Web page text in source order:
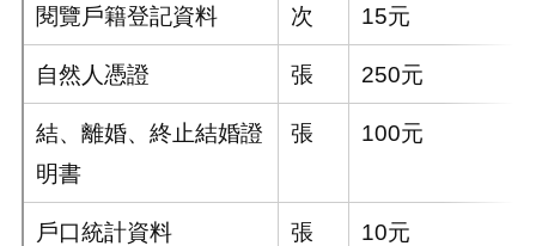
閱覽戶籍登記資料 次 15元
自然人憑證 張 250元
結、離婚、終止結婚證
明書
張 100元
戶口統計資料 張 10元